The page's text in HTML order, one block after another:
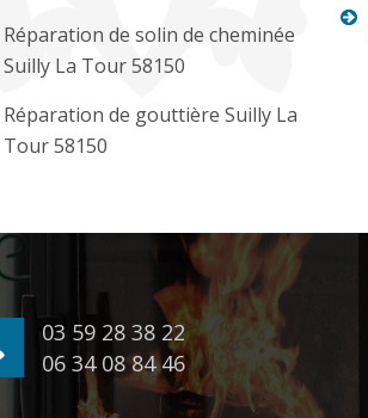
Réparation de solin de cheminée
Suilly La Tour 58150
Réparation de gouttière Suilly La
Tour 58150
03 59 28 38 22
06 34 08 84 46